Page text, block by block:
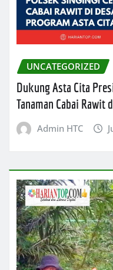
UNCATEGORIZED
Dukung Asta Cita
Tanaman Cabai Rawit
Admin HTC